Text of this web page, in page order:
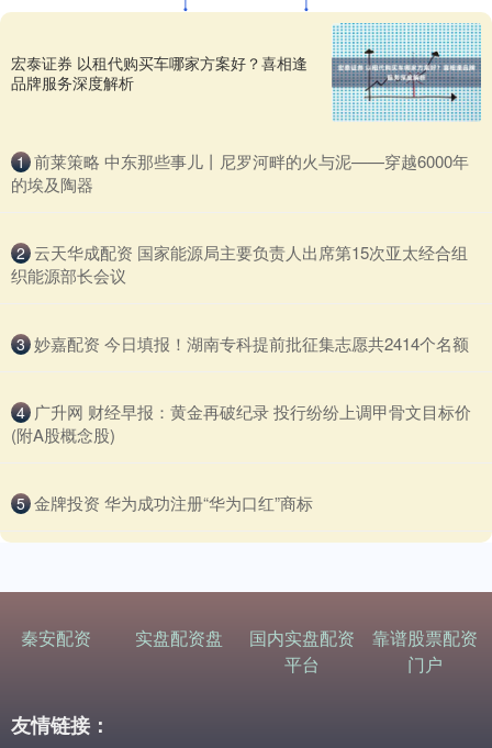
宏泰证券 以租代购买车哪家方案好？喜相逢
品牌服务深度解析
1 ​前莱策略 中东那些事儿丨尼罗河畔的火与泥——穿越6000年
的埃及陶器
2 ​云天华成配资 国家能源局主要负责人出席第15次亚太经合组
织能源部长会议
3 ​妙嘉配资 今日填报！湖南专科提前批征集志愿共2414个名额
4 ​广升网 财经早报：黄金再破纪录 投行纷纷上调甲骨文目标价
(附A股概念股)
5 ​金牌投资 华为成功注册“华为口红”商标
秦安配资 实盘配资盘
国内实盘配资
平台
靠谱股票配资
门户
友情链接：